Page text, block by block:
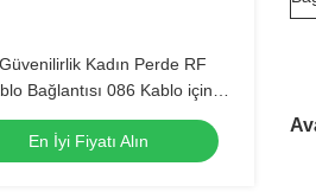
Kadın Perde RF
Bağlantısı 086 Kablo için
En İyi Fiyatı Alın